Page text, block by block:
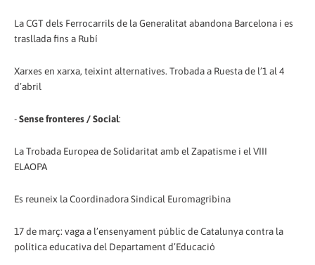
La CGT dels Ferrocarrils de la Generalitat abandona Barcelona i es
trasllada fins a Rubí
Xarxes en xarxa, teixint alternatives. Trobada a Ruesta de l’1 al 4
d’abril
-Sense fronteres / Social:
La Trobada Europea de Solidaritat amb el Zapatisme i el VIII
ELAOPA
Es reuneix la Coordinadora Sindical Euromagribina
17 de març: vaga a l’ensenyament públic de Catalunya contra la
política educativa del Departament d’Educació